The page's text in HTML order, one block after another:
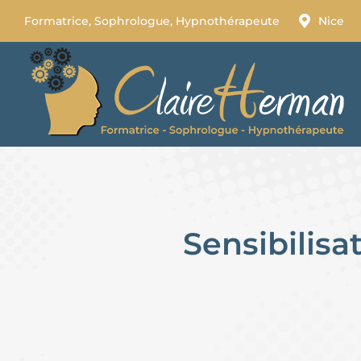
Formatrice, Sophrologue, Hypnothérapeute Nice